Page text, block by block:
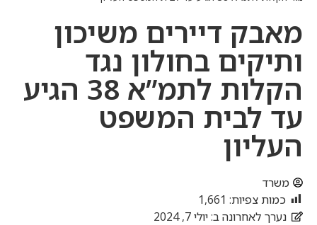
מאבק דיירים משיכון
ותיקים בחולון נגד
הקלות לתמ”א 38 הגיע
עד לבית המשפט
העליון
משרד
כמות צפיות: 1,661
נערך לאחרונה ב: יולי 7, 2024